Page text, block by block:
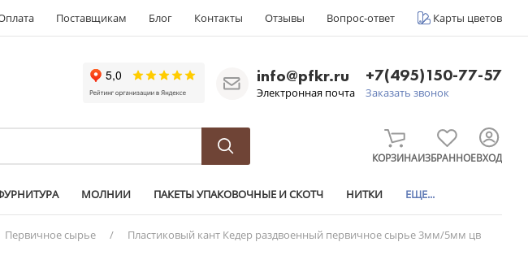
Поставщикам Блог Контакты Отзывы Вопрос-ответ Карты цветов
info@pfkr.ru
Электронная почта
+7(495)150-77-57
Заказать звонок
КОРЗИНАИЗБРАННОЕВХОД
МОЛНИИ ПАКЕТЫ УПАКОВОЧНЫЕ И СКОТЧ НИТКИ ЕЩЕ...
Первичное сырье /
Пластиковый кант Кедер раздвоенный первичное сырье 3мм/5мм цв